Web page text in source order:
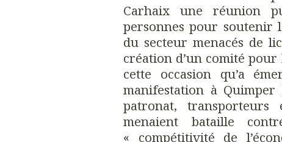
Carhaix une réunion
personnes pour soutenir
du secteur menacés de
création d’un comité pour
cette occasion qu’a
manifestation à
patronat,
menaient bataille
« compétitivité de